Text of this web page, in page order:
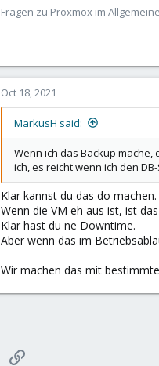
Fragen zu Proxmox im
Oct 18, 2021
MarkusH said:
Wenn ich das Backup
ich, es reicht wenn ich den
Klar kannst du das do
Wenn die VM eh aus ist, ist
Klar hast du ne Downtime.
Aber wenn das im
Wir machen das mit
Link